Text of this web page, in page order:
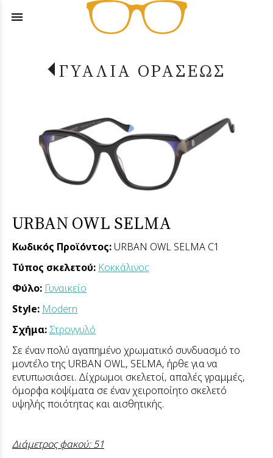
menu
ΓΥΑΛΙΑ ΟΡΑΣΕΩΣ
URBAN OWL SELMA
Κωδικός Προϊόντος: URBAN OWL SELMA C1
Τύπος σκελετού: Κοκκάλινος
Φύλο: Γυναικείο
Style: Modern
Σχήμα: Στρογγυλό
Σε έναν πολύ αγαπημένο χρωματικό συνδυασμό το
μοντέλο της URBAN OWL, SELMA, ήρθε για να
εντυπωσιάσει. Δίχρωμοι σκελετοί, απαλές γραμμές,
όμορφα κοψίματα σε έναν χειροποίητο σκελετό
υψηλής ποιότητας και αισθητικής.
Διάμετρος φακού: 51